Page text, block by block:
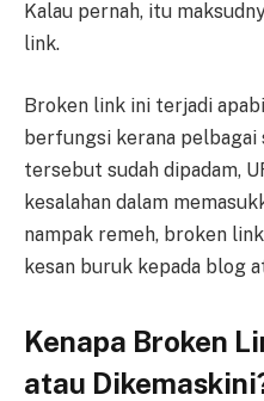
Kalau pernah, itu
link.
Broken link ini terjadi
berfungsi kerana
tersebut sudah dipadam,
kesalahan dalam
nampak remeh, broken
kesan buruk kepada blog
Kenapa Broken
atau